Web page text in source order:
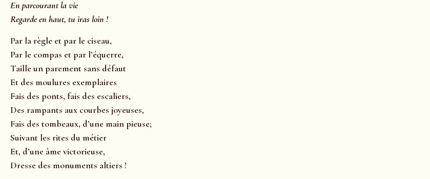
En parcourant la vie
Regarde en haut, tu iras loin !
Par la règle et par le ciseau,
Par le compas et par l’équerre,
Taille un parement sans défaut
Et des moulures exemplaires
Fais des ponts, fais des escaliers,
Des rampants aux courbes joyeuses,
Fais des tombeaux, d’une main pieuse;
Suivant les rites du métier
Et, d’une âme victorieuse,
Dresse des monuments altiers !